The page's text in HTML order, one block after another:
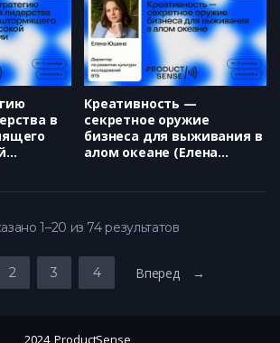
в
Креативность —
секретное оружие
бизнеса для выживания в
алом океане (Елена
1–20 из 74 результатов
2 3 4 Вперед →
2024, ProductSense